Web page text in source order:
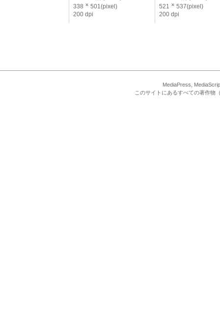
338
501(pixel)
200 dpi
521
537(pixel)
200 dpi
MediaPress,
このサイトにあるすべての著作物